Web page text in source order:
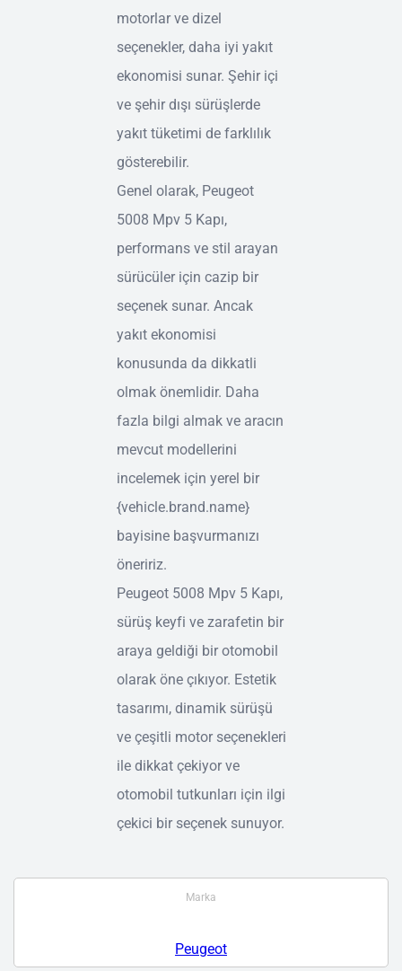
motorlar ve dizel
seçenekler, daha iyi yakıt
ekonomisi sunar. Şehir içi
ve şehir dışı sürüşlerde
yakıt tüketimi de farklılık
gösterebilir.
Genel olarak, Peugeot
5008 Mpv 5 Kapı,
performans ve stil arayan
sürücüler için cazip bir
seçenek sunar. Ancak
yakıt ekonomisi
konusunda da dikkatli
olmak önemlidir. Daha
fazla bilgi almak ve aracın
mevcut modellerini
incelemek için yerel bir
{vehicle.brand.name}
bayisine başvurmanızı
öneririz.
Peugeot 5008 Mpv 5 Kapı,
sürüş keyfi ve zarafetin bir
araya geldiği bir otomobil
olarak öne çıkıyor. Estetik
tasarımı, dinamik sürüşü
ve çeşitli motor seçenekleri
ile dikkat çekiyor ve
otomobil tutkunları için ilgi
çekici bir seçenek sunuyor.
Marka
Peugeot